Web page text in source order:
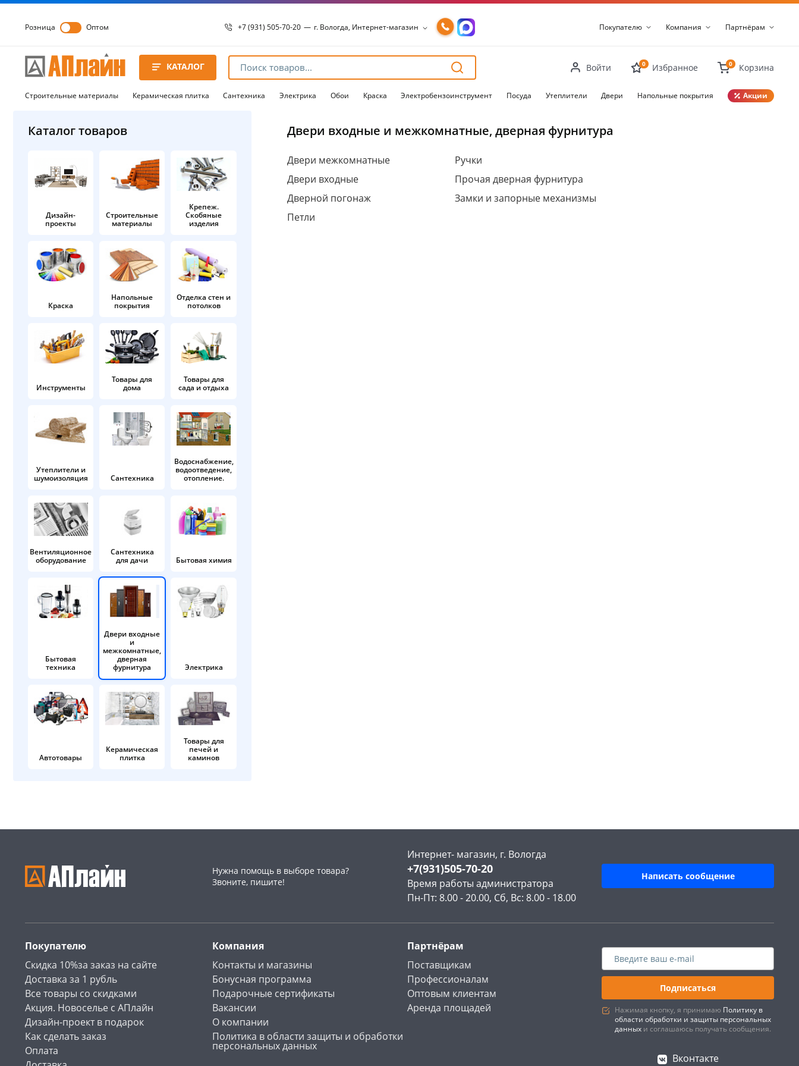
Розница Оптом +7 (931) 505-70-20 — г. Вологда, Интернет-магазин
8 8172 54-15-98
8 8172 54-15-96
г. Вологда, Пошехонское ш., 18
Покупателю Компания Партнёрам
КАТАЛОГ Войти 0 Избранное 0 Корзина
Строительные материалы Керамическая плитка Сантехника Электрика Обои Краска Электробензоинструмент Посуда Утеплители Двери Напольные покрытия Акции
Каталог товаров
Дизайн-
проекты
Строительные
материалы
Крепеж.
Скобяные
изделия
Краска
Напольные
покрытия
Отделка стен и
потолков
Инструменты
Товары для
дома
Товары для
сада и отдыха
Утеплители и
шумоизоляция
Сантехника
Водоснабжение,
водоотведение,
отопление.
Вентиляционное
оборудование
Сантехника
для дачи
Бытовая химия
Бытовая
техника
Двери входные
и
межкомнатные,
дверная
фурнитура
Электрика
Автотовары
Керамическая
плитка
Товары для
печей и
каминов
Двери входные и межкомнатные, дверная фурнитура
Двери межкомнатные
Двери входные
Дверной погонаж
Петли
Ручки
Прочая дверная фурнитура
Замки и запорные механизмы
Нужна помощь в выборе товара?
Звоните, пишите!
Интернет- магазин, г. Вологда
+7(931)505-70-20
Время работы администратора
Пн-Пт: 8.00 - 20.00, Сб, Вс: 8.00 - 18.00
Написать сообщение
Покупателю
Скидка 10%за заказ на сайте
Доставка за 1 рубль
Все товары со скидками
Акция. Новоселье с АПлайн
Дизайн-проект в подарок
Как сделать заказ
Оплата
Компания
Контакты и магазины
Бонусная программа
Подарочные сертификаты
Вакансии
О компании
Политика в области защиты и обработки
персональных данных
Партнёрам
Поставщикам
Профессионалам
Оптовым клиентам
Аренда площадей
Подписаться
Нажимая кнопку, я принимаю Политику в
области обработки и защиты персональных
данных и соглашаюсь получать сообщения.
Вконтакте
Для клиентов всех банков
Разбейтеоплату
на части
раз в 2 недели